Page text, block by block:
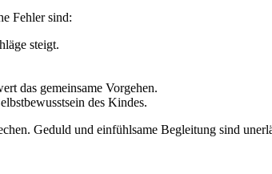
Fehler sind:
steigt.
das gemeinsame Vorgehen.
des Kindes.
Geduld und einfühlsame Begleitung sind